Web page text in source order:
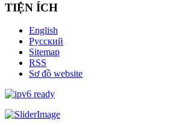
TIỆN ÍCH
English
Русский
Sitemap
RSS
Sơ đồ website